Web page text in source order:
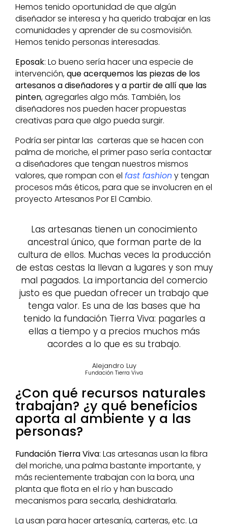
Hemos tenido oportunidad de que algún
diseñador se interesa y ha querido trabajar en las
comunidades y aprender de su cosmovisión.
Hemos tenido personas interesadas.
Eposak: Lo bueno sería hacer una especie de
intervención,que acerquemos las piezas de los
artesanos a diseñadores y a partir de allí que las
pinten, agregarles algo más. También, los
diseñadores nos pueden hacer propuestas
creativas para que algo pueda surgir.
Podría ser pintar las carteras que se hacen con
palma de moriche, el primer paso sería contactar
a diseñadores que tengan nuestros mismos
valores, que rompan con el fast fashion y tengan
procesos más éticos, para que se involucren en el
proyecto Artesanos Por El Cambio.
Las artesanas tienen un conocimiento
ancestral único, que forman parte de la
cultura de ellos. Muchas veces la producción
de estas cestas la llevan a lugares y son muy
mal pagados. La importancia del comercio
justo es que puedan ofrecer un trabajo que
tenga valor. Es una de las bases que ha
tenido la fundación Tierra Viva: pagarles a
ellas a tiempo y a precios muchos más
acordes a lo que es su trabajo.
Alejandro Luy
Fundación Tierra Viva
¿Con qué recursos naturales
trabajan? ¿y qué beneficios
aporta al ambiente y a las
personas?
Fundación Tierra Viva: Las artesanas usan la fibra
del moriche, una palma bastante importante, y
más recientemente trabajan con la bora, una
planta que flota en el río y han buscado
mecanismos para secarla, deshidratarla.
La usan para hacer artesanía, carteras, etc. La